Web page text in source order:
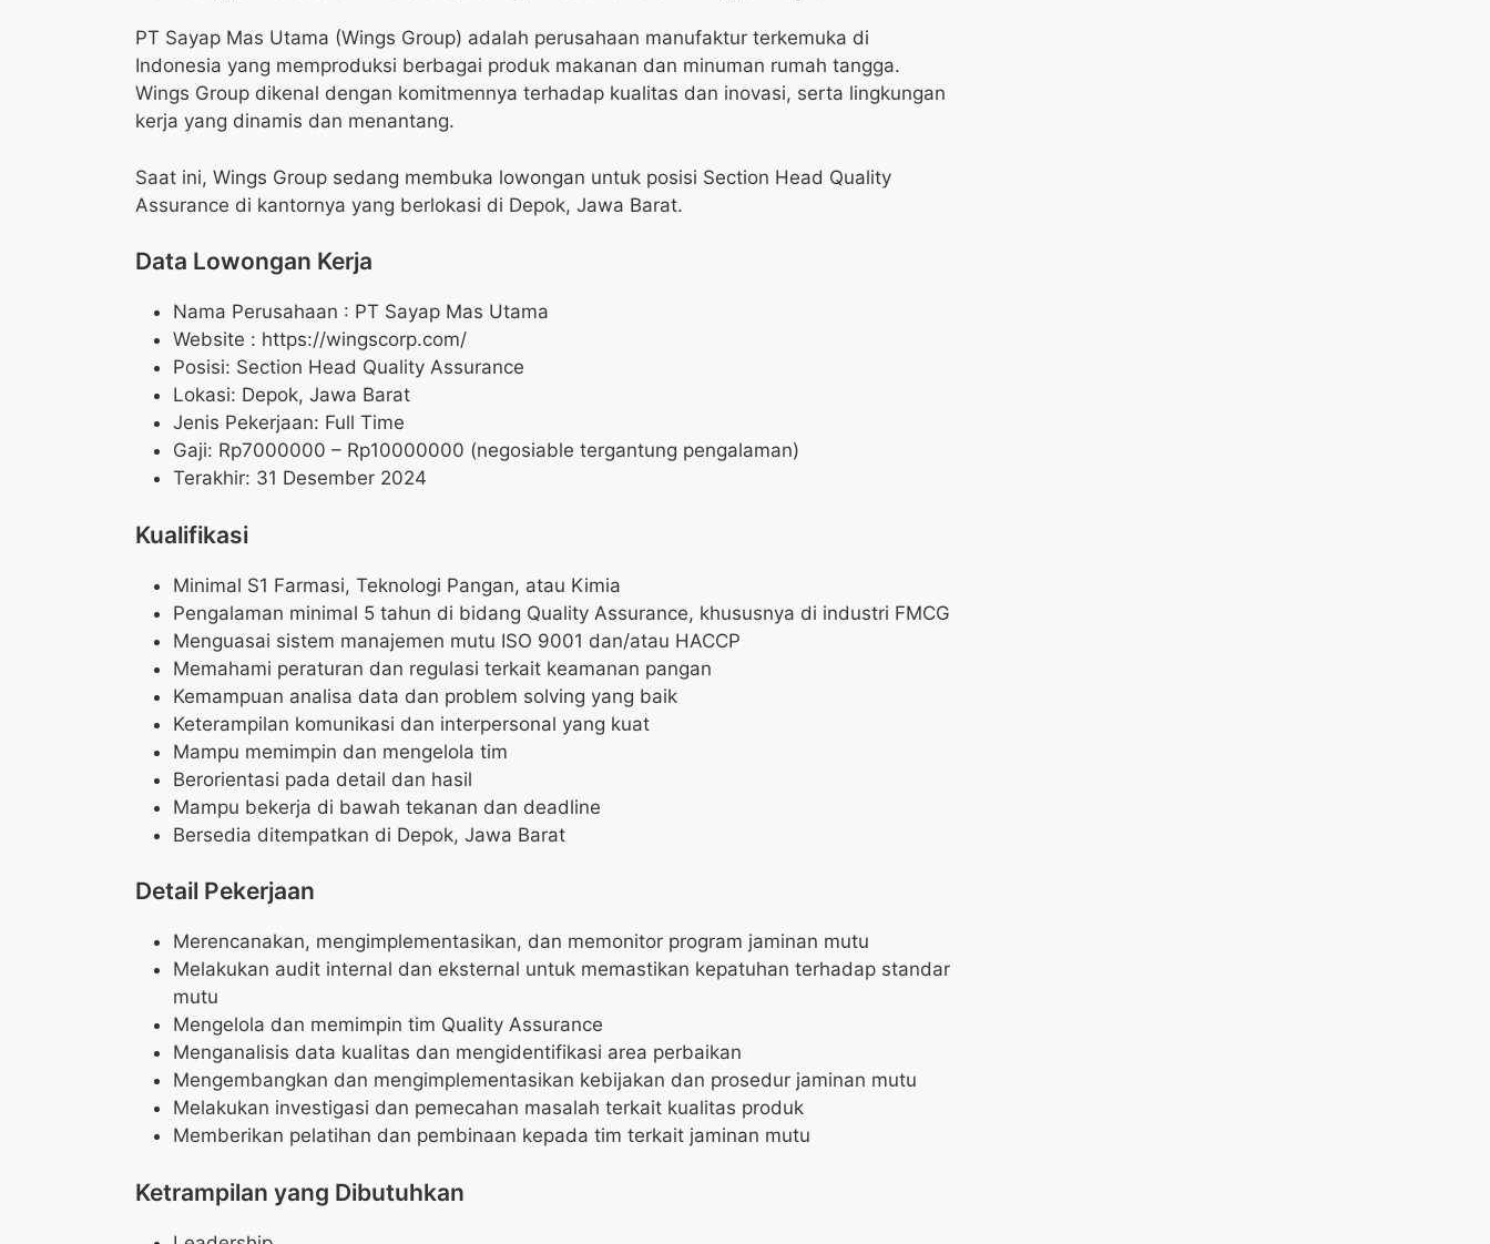
PT Sayap Mas Utama (Wings Group) adalah perusahaan manufaktur terkemuka di
Indonesia yang memproduksi berbagai produk makanan dan minuman rumah tangga.
Wings Group dikenal dengan komitmennya terhadap kualitas dan inovasi, serta lingkungan
kerja yang dinamis dan menantang.
Saat ini, Wings Group sedang membuka lowongan untuk posisi Section Head Quality
Assurance di kantornya yang berlokasi di Depok, Jawa Barat.
Data Lowongan Kerja
Nama Perusahaan : PT Sayap Mas Utama
Website : https://wingscorp.com/
Posisi: Section Head Quality Assurance
Lokasi: Depok, Jawa Barat
Jenis Pekerjaan: Full Time
Gaji: Rp7000000 – Rp10000000 (negosiable tergantung pengalaman)
Terakhir: 31 Desember 2024
Kualifikasi
Minimal S1 Farmasi, Teknologi Pangan, atau Kimia
Pengalaman minimal 5 tahun di bidang Quality Assurance, khususnya di industri FMCG
Menguasai sistem manajemen mutu ISO 9001 dan/atau HACCP
Memahami peraturan dan regulasi terkait keamanan pangan
Kemampuan analisa data dan problem solving yang baik
Keterampilan komunikasi dan interpersonal yang kuat
Mampu memimpin dan mengelola tim
Berorientasi pada detail dan hasil
Mampu bekerja di bawah tekanan dan deadline
Bersedia ditempatkan di Depok, Jawa Barat
Detail Pekerjaan
Merencanakan, mengimplementasikan, dan memonitor program jaminan mutu
Melakukan audit internal dan eksternal untuk memastikan kepatuhan terhadap standar
mutu
Mengelola dan memimpin tim Quality Assurance
Menganalisis data kualitas dan mengidentifikasi area perbaikan
Mengembangkan dan mengimplementasikan kebijakan dan prosedur jaminan mutu
Melakukan investigasi dan pemecahan masalah terkait kualitas produk
Memberikan pelatihan dan pembinaan kepada tim terkait jaminan mutu
Ketrampilan yang Dibutuhkan